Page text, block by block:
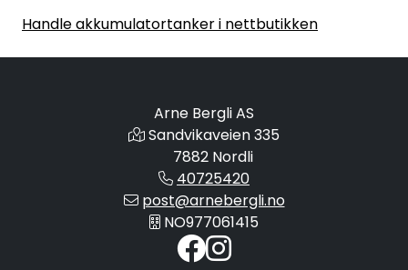
Handle akkumulatortanker i nettbutikken
Arne Bergli AS
Sandvikaveien 335
7882 Nordli
40725420
post@arnebergli.no
NO977061415